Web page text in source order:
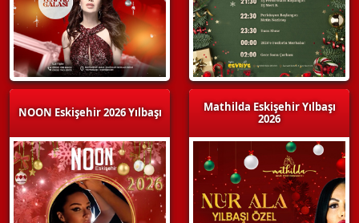
NOON Eskişehir 2026 Yılbaşı
Mathilda Eskişehir Yılbaşı
2026